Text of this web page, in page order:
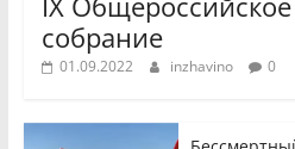
собрание
01.09.2022 inzhavino 0